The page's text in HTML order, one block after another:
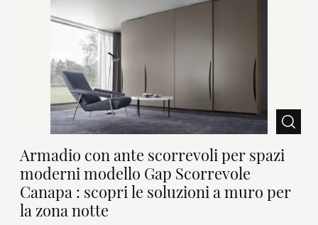
Armadio con ante scorrevoli per spazi
moderni modello Gap Scorrevole
Canapa : scopri le soluzioni a muro per
la zona notte